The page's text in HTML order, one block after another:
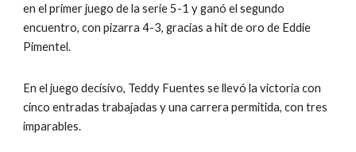
en el primer juego de la serie 5-1 y ganó el segundo
encuentro, con pizarra 4-3, gracias a hit de oro de Eddie
Pimentel.
En el juego decisivo, Teddy Fuentes se llevó la victoria con
cinco entradas trabajadas y una carrera permitida, con tres
imparables.